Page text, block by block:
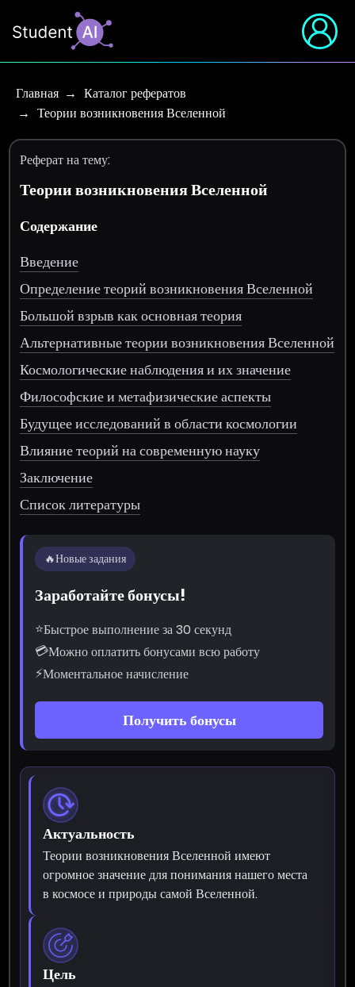
Главная
Каталог рефератов
Теории возникновения Вселенной
Реферат на тему:
Теории возникновения Вселенной
Содержание
Введение
Определение теорий возникновения Вселенной
Большой взрыв как основная теория
Альтернативные теории возникновения Вселенной
Космологические наблюдения и их значение
Философские и метафизические аспекты
Будущее исследований в области космологии
Влияние теорий на современную науку
Заключение
Список литературы
🔥Новые задания
Заработайте бонусы!
⭐Быстрое выполнение за 30 секунд
💳Можно оплатить бонусами всю работу
⚡Моментальное начисление
Получить бонусы
Актуальность
Теории возникновения Вселенной имеют
огромное значение для понимания нашего места
в космосе и природы самой Вселенной.
Цель